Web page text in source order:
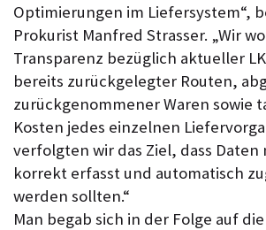
Optimierungen im Liefersystem“,
Prokurist Manfred Strasser. „Wir
Transparenz bezüglich aktueller
bereits zurückgelegter Routen,
zurückgenommener Waren sowie
Kosten jedes einzelnen
verfolgten wir das Ziel, dass
korrekt erfasst und automatisch
werden sollten.“
Man begab sich in der Folge auf